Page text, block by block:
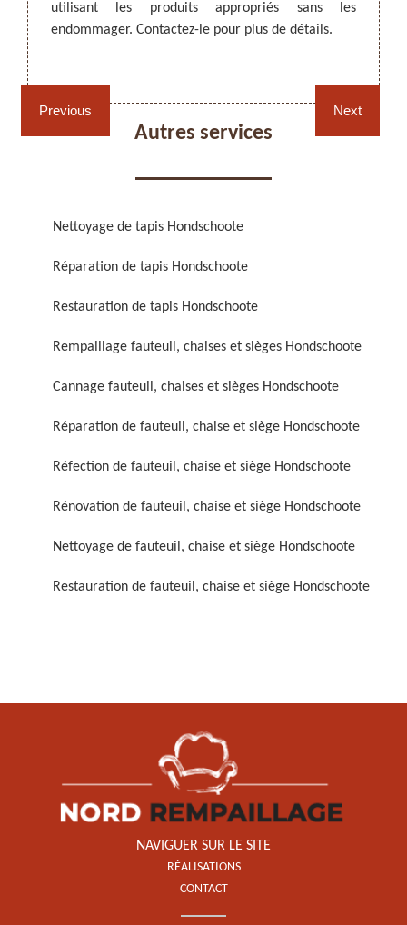
Rempaillage fauteuil,
Cannage fauteuil, chaises
Réparation de fauteuil,
chaise et siège 59
Réfection de fauteuil,
Rénovation de fauteuil,
Nettoyage de fauteuil,
Previous
utilisant les produits appropriés sans les
endommager. Contactez-le pour plus de détails.
Next
Autres services
Nettoyage de tapis Hondschoote
Réparation de tapis Hondschoote
Restauration de tapis Hondschoote
Rempaillage fauteuil, chaises et sièges Hondschoote
Cannage fauteuil, chaises et sièges Hondschoote
Réparation de fauteuil, chaise et siège Hondschoote
Réfection de fauteuil, chaise et siège Hondschoote
Rénovation de fauteuil, chaise et siège Hondschoote
Nettoyage de fauteuil, chaise et siège Hondschoote
Restauration de fauteuil, chaise et siège Hondschoote
NAVIGUER SUR LE SITE
RÉALISATIONS
CONTACT